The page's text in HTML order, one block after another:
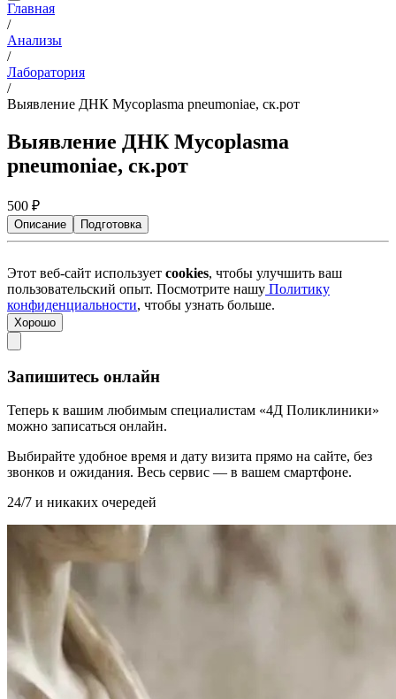
Главная
/
Анализы
/
Лаборатория
/
Выявление ДНК Мусоplasma pneumoniae, ск.рот
Выявление ДНК Мусоplasma
pneumoniae, ск.рот
500 ₽
Описание Подготовка
Этот веб-сайт использует cookies, чтобы улучшить ваш
пользовательский опыт. Посмотрите нашу Политику
конфиденциальности, чтобы узнать больше.
Хорошо
Запишитесь онлайн
Теперь к вашим любимым специалистам «4Д Поликлиники»
можно записаться онлайн.
Выбирайте удобное время и дату визита прямо на сайте, без
звонков и ожидания. Весь сервис — в вашем смартфоне.
24/7 и никаких очередей